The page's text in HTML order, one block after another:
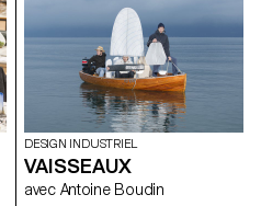
les avoir analysés et observés,
ils ont imaginé toutes sortes de
jeux et jouets avec pour seule
consigne, Have fun!
DESIGN INDUSTRIEL
VAISSEAUX
avec Antoine Boudin